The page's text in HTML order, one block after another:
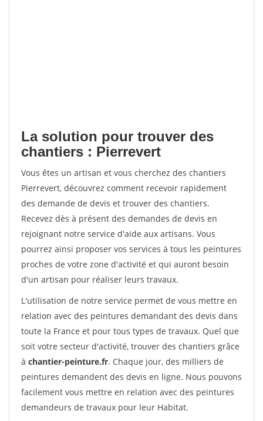
La solution pour trouver des
chantiers : Pierrevert
Vous êtes un artisan et vous cherchez des chantiers
Pierrevert, découvrez comment recevoir rapidement
des demande de devis et trouver des chantiers.
Recevez dès à présent des demandes de devis en
rejoignant notre service d'aide aux artisans. Vous
pourrez ainsi proposer vos services à tous les peintures
proches de votre zone d'activité et qui auront besoin
d'un artisan pour réaliser leurs travaux.
L'utilisation de notre service permet de vous mettre en
relation avec des peintures demandant des devis dans
toute la France et pour tous types de travaux. Quel que
soit votre secteur d'activité, trouver des chantiers grâce
à chantier-peinture.fr. Chaque jour, des milliers de
peintures demandent des devis en ligne. Nous pouvons
facilement vous mettre en relation avec des peintures
demandeurs de travaux pour leur Habitat.